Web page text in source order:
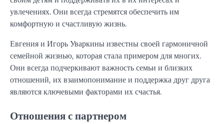
увлечениях. Они всегда стремятся обеспечить им
комфортную и счастливую жизнь.
Евгения и Игорь Уваркины известны своей гармоничной
семейной жизнью, которая стала примером для многих.
Они всегда подчеркивают важность семьи и близких
отношений, их взаимопонимание и поддержка друг друга
являются ключевыми факторами их счастья.
Отношения с партнером